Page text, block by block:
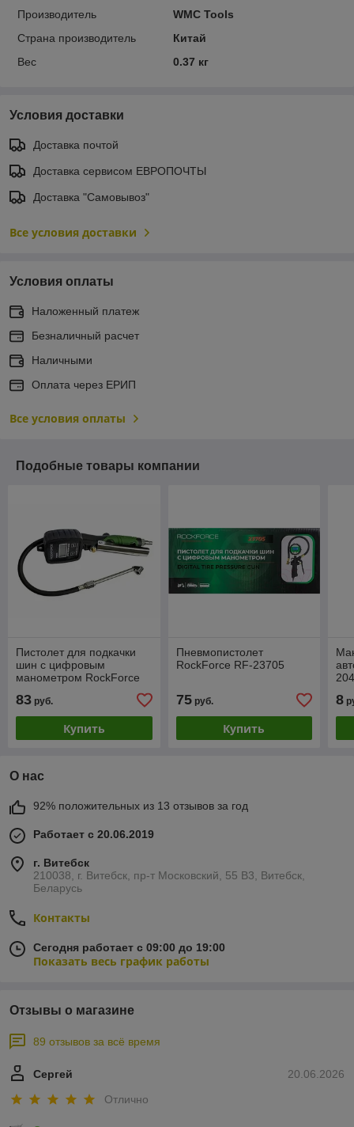
Производитель
WMC Tools
Страна производитель
Китай
Вес
0.37 кг
Условия доставки
Доставка почтой
Доставка сервисом ЕВРОПОЧТЫ
Доставка "Самовывоз"
Все условия доставки
Условия оплаты
Наложенный платеж
Безналичный расчет
Наличными
Оплата через ЕРИП
Все условия оплаты
Подобные товары компании
Пистолет для подкачки
шин с цифровым
манометром RockForce
83 руб.
Купить
Пневмопистолет
RockForce RF-23705
75руб.
Купить
8
О нас
92% положительных из 13 отзывов за год
Работает с 20.06.2019
г. Витебск
210038, г. Витебск, пр-т Московский, 55 B3, Витебск,
Беларусь
Контакты
Сегодня работает с 09:00 до 19:00
Показать весь график работы
Отзывы о магазине
89 отзывов за всё время
20.06.2026
Сергей
Отлично